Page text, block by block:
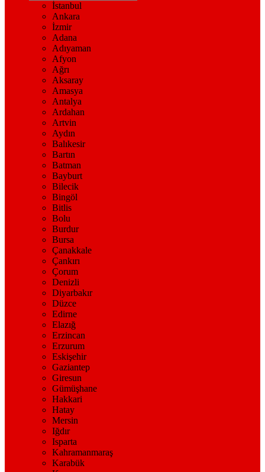
İstanbul
Ankara
İzmir
Adana
Adıyaman
Afyon
Ağrı
Aksaray
Amasya
Antalya
Ardahan
Artvin
Aydın
Balıkesir
Bartın
Batman
Bayburt
Bilecik
Bingöl
Bitlis
Bolu
Burdur
Bursa
Çanakkale
Çankırı
Çorum
Denizli
Diyarbakır
Düzce
Edirne
Elazığ
Erzincan
Erzurum
Eskişehir
Gaziantep
Giresun
Gümüşhane
Hakkari
Hatay
Mersin
Iğdır
Isparta
Kahramanmaraş
Karabük